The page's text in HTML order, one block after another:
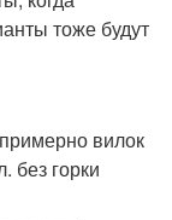
тоже будут
вилок
без горки